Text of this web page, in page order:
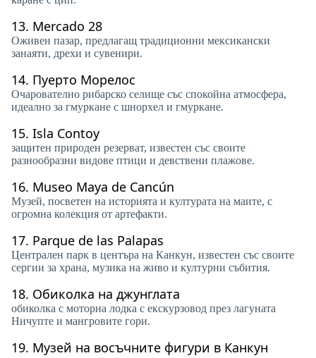
13. Mercado 28
Оживен пазар, предлагащ традиционни мексикански
занаяти, дрехи и сувенири.
14. Пуерто Морелос
Очарователно рибарско селище със спокойна атмосфера,
идеално за гмуркане с шнорхел и гмуркане.
15. Isla Contoy
защитен природен резерват, известен със своите
разнообразни видове птици и девствени плажове.
16. Museo Maya de Cancún
Музей, посветен на историята и културата на маите, с
огромна колекция от артефакти.
17. Parque de las Palapas
Централен парк в центъра на Канкун, известен със своите
сергии за храна, музика на живо и културни събития.
18. Обиколка на джунглата
обиколка с моторна лодка с екскурзовод през лагуната
Ничупте и мангровите гори.
19. Музей на восъчните фигури в Канкун